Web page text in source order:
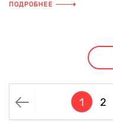
ПОДРОБНЕЕ
1 2